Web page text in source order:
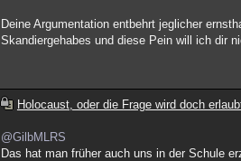
Deine Argumentation entbehrt jeglicher
Skandiergehabes und diese Pein will ich dir
Holocaust, oder die Frage wird doch
@GilbMLRS
Das hat man früher auch uns in der Schule